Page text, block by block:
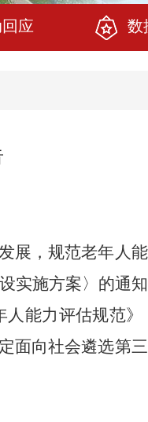
应 数
展，规范老年人
实施方案〉的通
能力评估规范》
面向社会遴选第